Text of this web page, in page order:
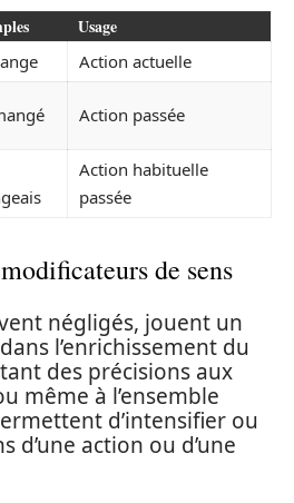
Usage
Action actuelle
Action passée
Action habituelle
passée
de sens
négligés, jouent un
l’enrichissement du
des précisions aux
même à l’ensemble
d’intensifier ou
d’une action ou d’une